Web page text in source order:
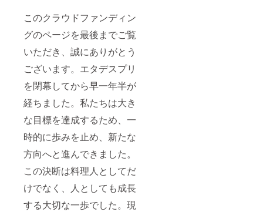
このクラウドファンディン
グのページを最後までご覧
いただき、誠にありがとう
ございます。エタデスプリ
を閉幕してから早一年半が
経ちました。私たちは大き
な目標を達成するため、一
時的に歩みを止め、新たな
方向へと進んできました。
この決断は料理人としてだ
けでなく、人としても成長
する大切な一歩でした。現